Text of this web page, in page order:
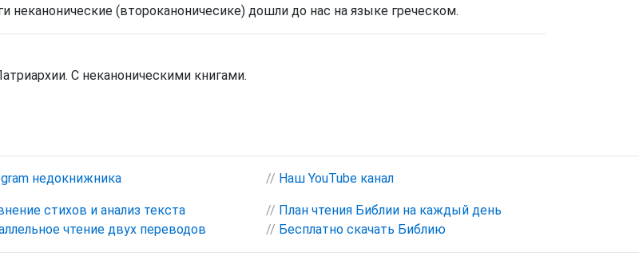
неканонические (второканоничесике) дошли до нас на языке греческом.
С неканоническими книгами.
недокнижника // Наш YouTube канал
стихов и анализ текста
чтение двух переводов
// План чтения Библии на каждый день
// Бесплатно скачать Библию